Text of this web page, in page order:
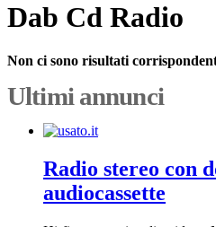
Dab Cd Radio
Non ci sono risultati
Ultimi annunci
Radio stereo con
audiocassette